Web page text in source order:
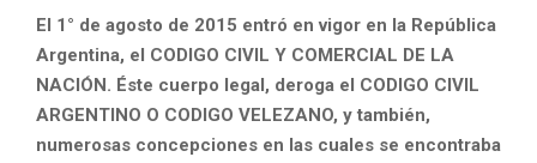
El 1° de agosto de 2015 entró en vigor en la República
Argentina, el CODIGO CIVIL Y COMERCIAL DE LA
NACIÓN. Éste cuerpo legal, deroga el CODIGO CIVIL
ARGENTINO O CODIGO VELEZANO, y también,
numerosas concepciones en las cuales se encontraba